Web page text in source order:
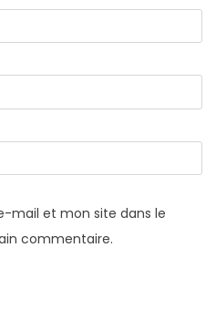
mail et mon site dans le
commentaire.